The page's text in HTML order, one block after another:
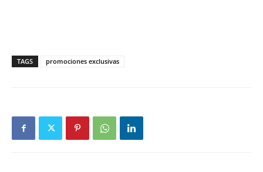
TAGS promociones exclusivas